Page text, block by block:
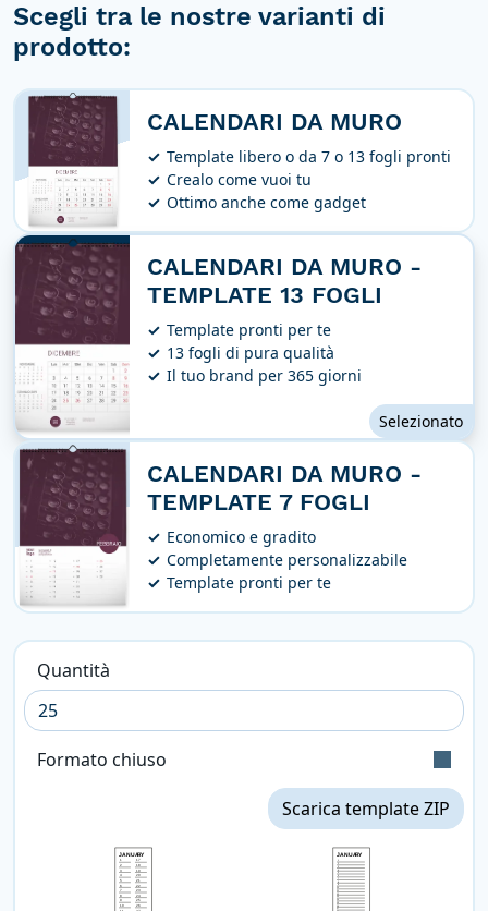
Scegli tra le nostre varianti di
prodotto:
CALENDARI DA MURO
Template libero o da 7 o 13 fogli pronti
Crealo come vuoi tu
Ottimo anche come gadget
CALENDARI DA MURO -
TEMPLATE 13 FOGLI
Template pronti per te
13 fogli di pura qualità
Il tuo brand per 365 giorni
Selezionato
CALENDARI DA MURO -
TEMPLATE 7 FOGLI
Economico e gradito
Completamente personalizzabile
Template pronti per te
Quantità
Formato chiuso
Scarica template ZIP
Dorsetto stimato: 1,99 mm